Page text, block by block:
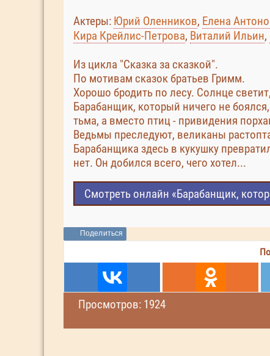
Актеры: Юрий Оленников, Елена
Кира Крейлис-Петрова, Виталий Ильин,
Из цикла "Сказка за сказкой".
По мотивам сказок братьев Гримм.
Хорошо бродить по лесу. Солнце
Барабанщик, который ничего не
тьма, а вместо птиц - привидения
Ведьмы преследуют, великаны
Барабанщика здесь в кукушку
нет. Он добился всего, чего хотел...
Смотреть онлайн «Барабанщик,
Поделиться
Просмотров: 1924